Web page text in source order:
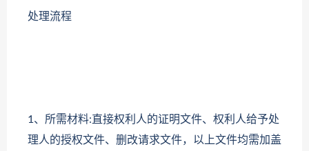
处理流程
1、所需材料:直接权利人的证明文件、权利人给予处
理人的授权文件、删改请求文件，以上文件均需加盖